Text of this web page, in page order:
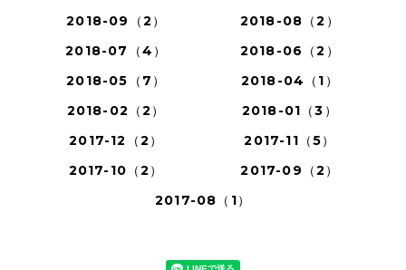
2018-09（2）
2018-08（2）
2018-07（4）
2018-06（2）
2018-05（7）
2018-04（1）
2018-02（2）
2018-01（3）
2017-12（2）
2017-11（5）
2017-10（2）
2017-09（2）
2017-08（1）